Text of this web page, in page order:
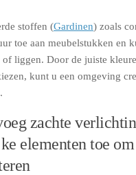
stoffen (Gardinen) zoals
toe aan meubelstukken en
liggen. Door de juiste
kunt u een omgeving
zachte
elementen toe